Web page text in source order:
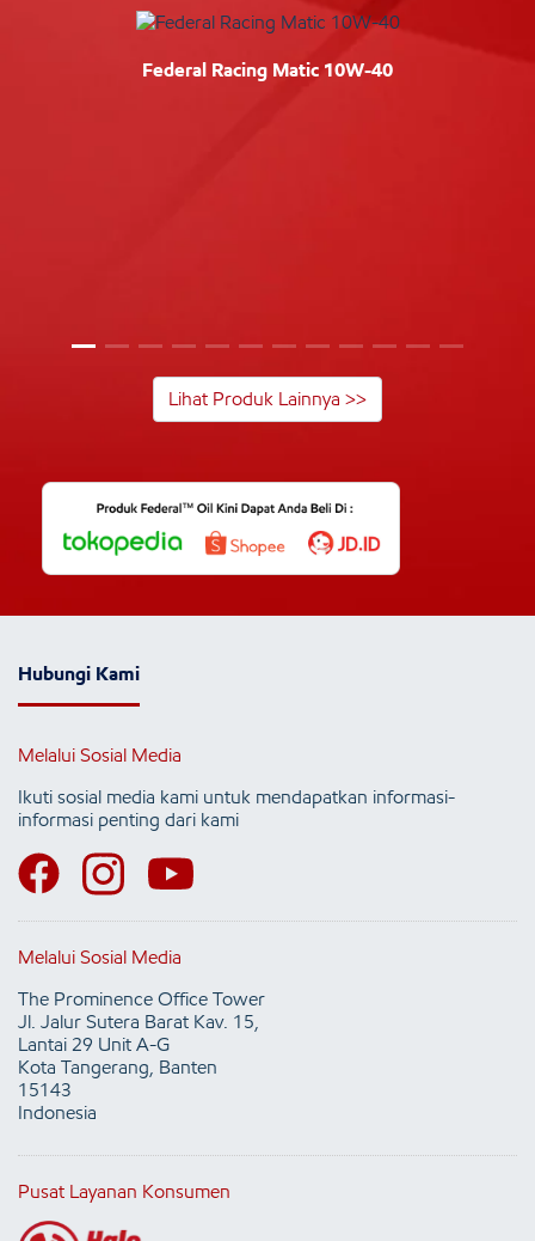
Federal Racing Matic 10W-40
Lihat Produk Lainnya >>
Hubungi Kami
Melalui Sosial Media
Ikuti sosial media kami untuk mendapatkan informasi-
informasi penting dari kami
Melalui Sosial Media
The Prominence Office Tower
Jl. Jalur Sutera Barat Kav. 15,
Lantai 29 Unit A-G
Kota Tangerang, Banten
15143
Indonesia
Pusat Layanan Konsumen